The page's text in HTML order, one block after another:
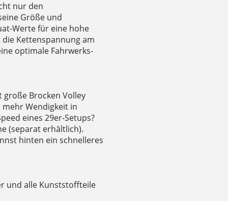
nur den
Größe und
Werte für eine hohe
Kettenspannung am
optimale Fahrwerks-
Brocken Volley
Wendigkeit in
eines 29er-Setups?
(separat erhältlich).
hinten ein schnelleres
und alle Kunststoffteile